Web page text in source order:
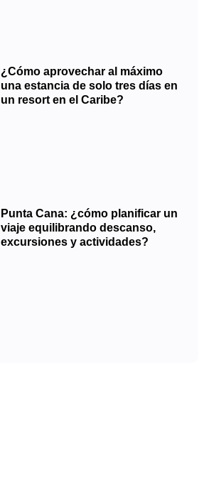
¿Cómo aprovechar al máximo
una estancia de solo tres días en
un resort en el Caribe?
Punta Cana: ¿cómo planificar un
viaje equilibrando descanso,
excursiones y actividades?